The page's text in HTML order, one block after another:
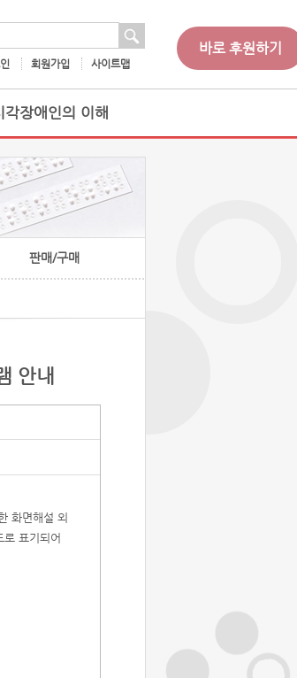
회원가입 사이트맵
바로 후원하기
각장애인의 이해
판매/구매
안내
화면해설 외
표기되어